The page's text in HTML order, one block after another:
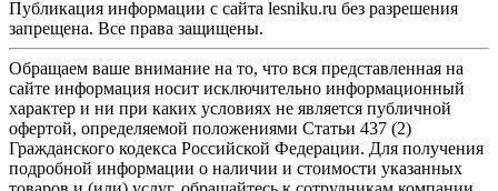
Публикация информации с сайта lesniku.ru без разрешения
запрещена. Все права защищены.
Обращаем ваше внимание на то, что вся представленная на
сайте информация носит исключительно информационный
характер и ни при каких условиях не является публичной
офертой, определяемой положениями Статьи 437 (2)
Гражданского кодекса Российской Федерации. Для получения
подробной информации о наличии и стоимости указанных